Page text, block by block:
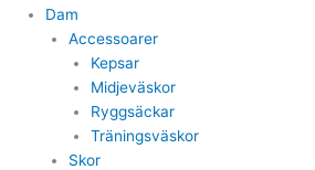
Dam
Accessoarer
Kepsar
Midjeväskor
Ryggsäckar
Träningsväskor
Skor